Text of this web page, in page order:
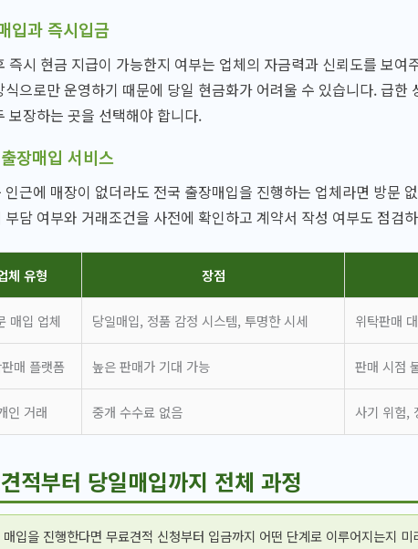
입과 즉시입금
즉시 현금 지급이 가능한지 여부는 업체의 자금력과 신뢰도를 보여
식으로만 운영하기 때문에 당일 현금화가 어려울 수 있습니다. 급한
보장하는 곳을 선택해야 합니다.
장매입 서비스
인근에 매장이 없더라도 전국 출장매입을 진행하는 업체라면 방문
부담 여부와 거래조건을 사전에 확인하고 계약서 작성 여부도 점검
체 유형 장점
매입 업체 당일매입, 정품 감정 시스템, 투명한 시세 위탁판매
매 플랫폼 높은 판매가 기대 가능 판매 시점
인 거래 중개 수수료 없음 사기 위험,
적부터 당일매입까지 전체 과정
매입을 진행한다면 무료견적 신청부터 입금까지 어떤 단계로 이루어지는지